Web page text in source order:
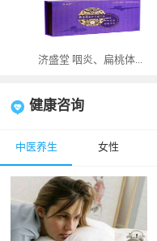
济盛堂 咽炎、扁桃体...
健康咨询
中医养生 女性